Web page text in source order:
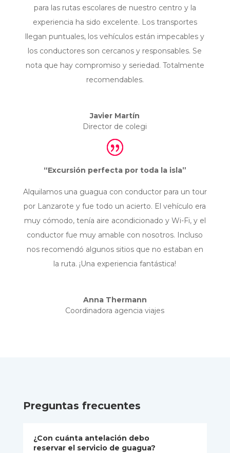
para las rutas escolares de nuestro centro y la
experiencia ha sido excelente. Los transportes
llegan puntuales, los vehículos están impecables y
los conductores son cercanos y responsables. Se
nota que hay compromiso y seriedad. Totalmente
recomendables.
Javier Martín
Director de colegi
“Excursión perfecta por toda la isla”
Alquilamos una guagua con conductor para un tour
por Lanzarote y fue todo un acierto. El vehículo era
muy cómodo, tenía aire acondicionado y Wi-Fi, y el
conductor fue muy amable con nosotros. Incluso
nos recomendó algunos sitios que no estaban en
la ruta. ¡Una experiencia fantástica!
Anna Thermann
Coordinadora agencia viajes
Preguntas frecuentes
¿Con cuánta antelación debo
reservar el servicio de guagua?